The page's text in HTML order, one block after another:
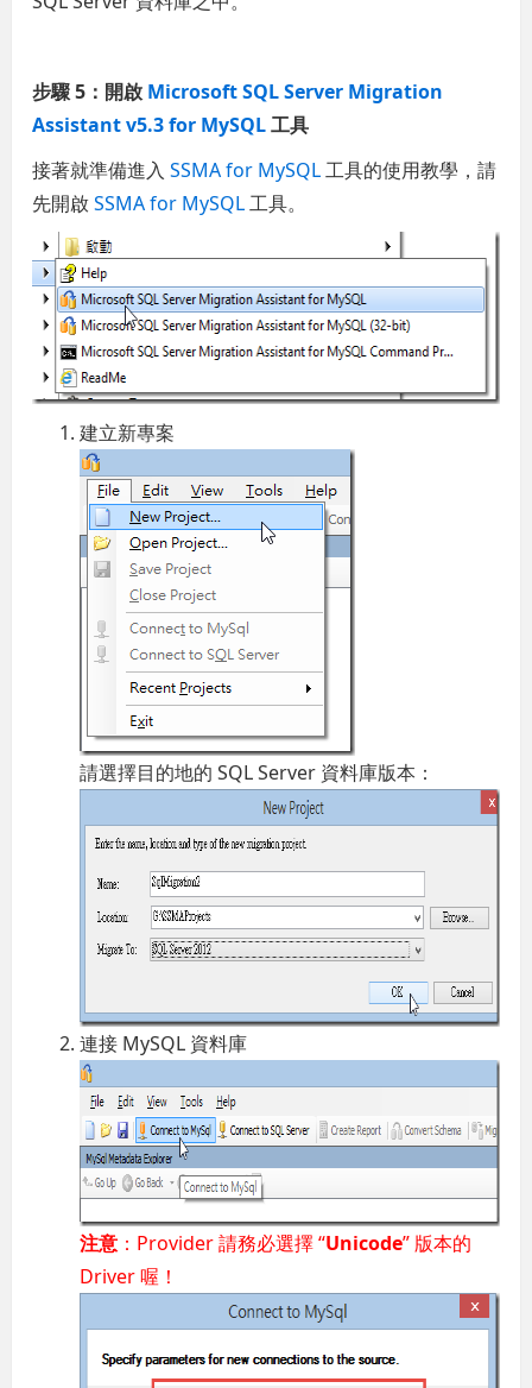
步驟 5：開啟 Microsoft SQL Server Migration
Assistant v5.3 for MySQL工具
接著就準備進入SSMA for MySQL工具的使用教學，請
先開啟SSMA for MySQL工具。
建立新專案
請選擇目的地的 SQL Server 資料庫版本：
連接 MySQL 資料庫
注意 ：Provider 請務必選擇 “Unicode” 版本的
Driver 喔！